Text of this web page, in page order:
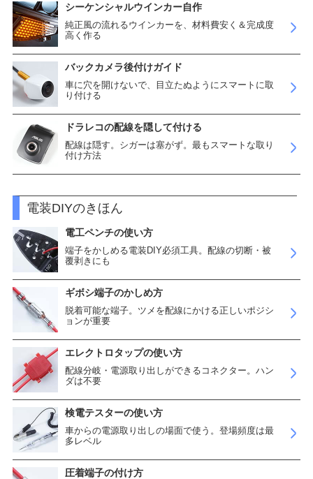
シーケンシャルウインカー自作
純正風の流れるウインカーを、材料費安く＆完成度
高く作る
バックカメラ後付けガイド
車に穴を開けないで、目立たぬようにスマートに取
り付ける
ドラレコの配線を隠して付ける
配線は隠す。シガーは塞がず。最もスマートな取り
付け方法
電装DIYのきほん
電工ペンチの使い方
端子をかしめる電装DIY必須工具。配線の切断・被
覆剥きにも
ギボシ端子のかしめ方
脱着可能な端子。ツメを配線にかける正しいポジシ
ョンが重要
エレクトロタップの使い方
配線分岐・電源取り出しができるコネクター。ハン
ダは不要
検電テスターの使い方
車からの電源取り出しの場面で使う。登場頻度は最
多レベル
圧着端子の付け方